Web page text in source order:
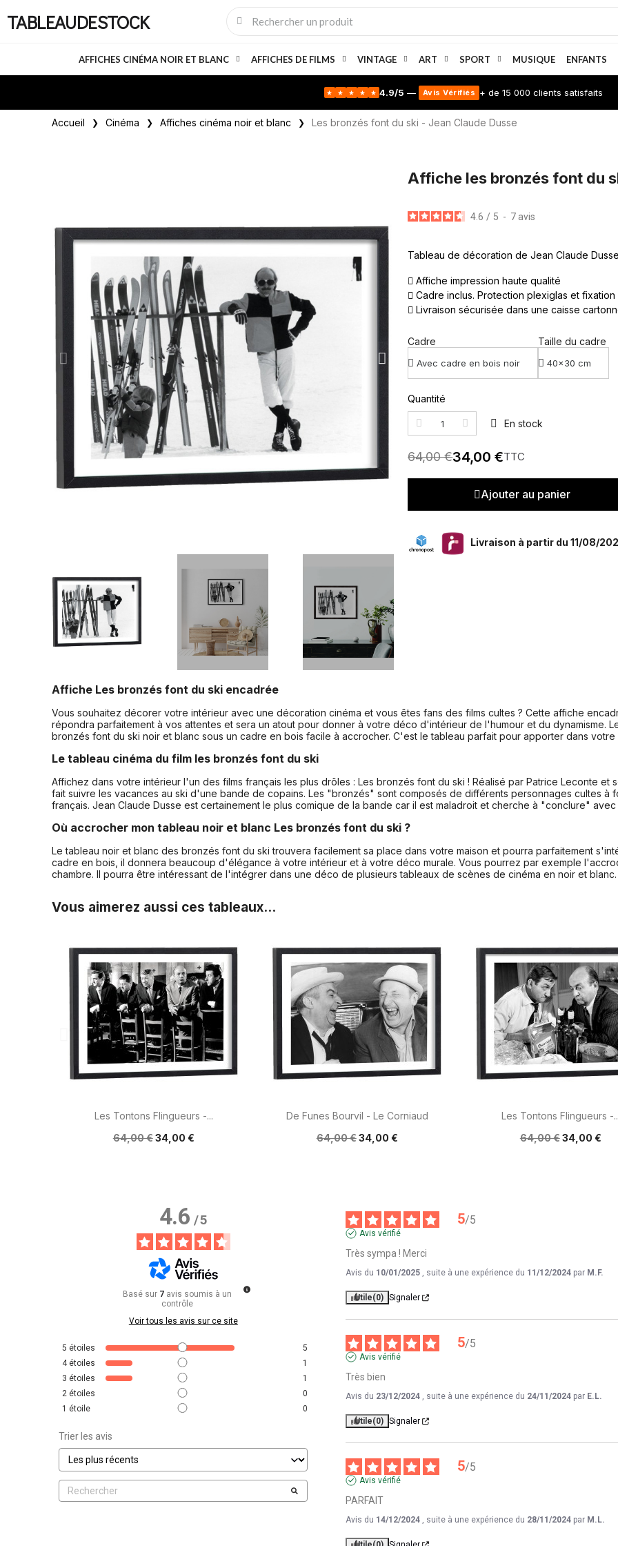
TABLEAUDESTOCK
AFFICHES CINÉMA NOIR ET BLANC AFFICHES DE FILMS VINTAGE ART SPORT MUSIQUE ENFANTS
★ ★ ★ ★ ★ 4.9/5 — Avis Vérifiés + de 15 000 clients satisfaits
Accueil Cinéma Affiches cinéma noir et blanc Les bronzés font du ski - Jean Claude Dusse
Affiche les bronzés font du
4.6 / 5 - 7 avis
Tableau de décoration de Jean Claude
Affiche impression haute qualité
Cadre inclus. Protection plexiglas et
Livraison sécurisée dans une caisse
Cadre Taille du cadre
Quantité
En stock
64,00 €34,00 €TTC
Ajouter au panier
Livraison à partir du 11/08/
Affiche Les bronzés font du ski encadrée
Vous souhaitez décorer votre intérieur avec une décoration cinéma et vous êtes fans des films cultes ? Cette affiche
répondra parfaitement à vos attentes et sera un atout pour donner à votre déco d'intérieur de l'humour et du dynamisme.
bronzés font du ski noir et blanc sous un cadre en bois facile à accrocher. C'est le tableau parfait pour apporter dans
Le tableau cinéma du film les bronzés font du ski
Affichez dans votre intérieur l'un des films français les plus drôles : Les bronzés font du ski ! Réalisé par Patrice Leconte et
fait suivre les vacances au ski d'une bande de copains. Les "bronzés" sont composés de différents personnages cultes à
français. Jean Claude Dusse est certainement le plus comique de la bande car il est maladroit et cherche à "conclure"
Où accrocher mon tableau noir et blanc Les bronzés font du ski ?
Le tableau noir et blanc des bronzés font du ski trouvera facilement sa place dans votre maison et pourra parfaitement
cadre en bois, il donnera beaucoup d'élégance à votre intérieur et à votre déco murale. Vous pourrez par exemple
chambre. Il pourra être intéressant de l'intégrer dans une déco de plusieurs tableaux de scènes de cinéma en noir et blanc.
Vous aimerez aussi ces tableaux...
Aperçu rapide
Les Tontons Flingueurs -...
64,00 €34,00 €
Aperçu rapide
De Funes Bourvil - Le Corniaud
64,00 €34,00 €
Aperçu rapide
Les Tontons Flingueurs -
64,00 €34,00 €
4.6/5
Basé sur 7 avis soumis à un
contrôle
Voir tous les avis sur ce site
5 étoiles
5
4 étoiles
1
3 étoiles
1
2 étoiles
0
1 étoile 0
Trier les avis
5/5
Avis vérifié
Très sympa ! Merci
Avis du 10/01/2025 , suite à une expérience du 11/12/2024 par M.F.
Utile(0) Signaler
5/5
Avis vérifié
Très bien
Avis du 23/12/2024 , suite à une expérience du 24/11/2024 par E.L.
Utile(0) Signaler
5/5
Avis vérifié
PARFAIT
Avis du 14/12/2024 , suite à une expérience du 28/11/2024 par M.L.